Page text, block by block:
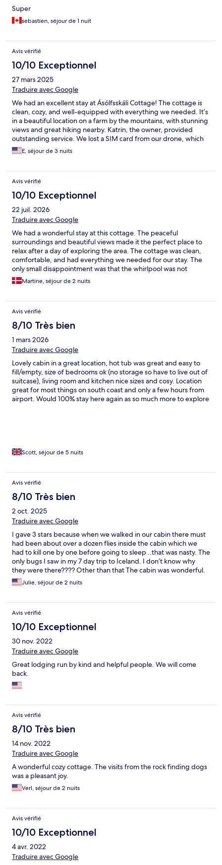
Super
sebastien, séjour de 1 nuit
Avis vérifié
10/10 Exceptionnel
27 mars 2025
Traduire avec Google
We had an excellent stay at Ásólfsskáli Cottage! The cottage is
clean, cozy, and well-equipped with everything we needed. It’s
in a beautiful location on a farm by the mountains, with stunning
views and great hiking nearby. Katrin, the owner, provided
outstanding service. We lost a SIM card from our drone, which
had all our Iceland memories, and she found it in a vacuum bag!
We’re so grateful for her kindness and extra effort. We would
E, séjour de 3 nuits
Avis vérifié
10/10 Exceptionnel
22 juil. 2026
Traduire avec Google
We had a wonderful stay at this cottage. The peaceful
surroundings and beautiful views made it the perfect place to
relax after a day of exploring the area. The cottage was clean,
comfortable, and had everything we needed for our stay. The
only small disappointment was that the whirlpool was not
operational during our visit, but it didn't take away from an
otherwise very enjoyable stay. We would happily stay here again
surrounded by nature. If you have the time, it's worth visiting
the tractor museum on the property. It offers an interesting look
at vintage agricultural machinery and adds a nice extra to the
stay.
Martine, séjour de 2 nuits
Avis vérifié
8/10 Très bien
1 mars 2026
Traduire avec Google
Lovely cabin in a great location, hot tub was great and easy to
fill/empty, size of bedrooms ok (no storage so have to live out of
suitcase), living room and kitchen nice sizes and cosy. Location
great for most things on south coast and only a few hours from
airport. Would 100% stay here again as so much more to explore
Scott, séjour de 5 nuits
Avis vérifié
8/10 Très bien
2 oct. 2025
Traduire avec Google
I gave 3 stars because when we walked in our cabin there must
had been about over a dozen flies inside the cabin which we
had to kill one by one before going to sleep ..that was nasty. The
only bugs I saw in my 7 day trip to Iceland. I don’t know why
they were there???? Other than that The cabin was wonderful.
Very cozy and modern had everything for us. Heat was amazing.
Bathroom small but very comfortable. Overall a great
she helped us when we had a question. They have beautiful
animals and a friendly dog. I enjoyed my stay here.
Julie, séjour de 2 nuits
Avis vérifié
10/10 Exceptionnel
30 nov. 2022
Traduire avec Google
Great lodging run by kind and helpful people. We will come
back.
Avis vérifié
8/10 Très bien
14 nov. 2022
Traduire avec Google
A wonderful cozy cottage. The visits from the rock finding dogs
was a pleasant joy.
Verl, séjour de 2 nuits
Avis vérifié
10/10 Exceptionnel
4 avr. 2022
Traduire avec Google